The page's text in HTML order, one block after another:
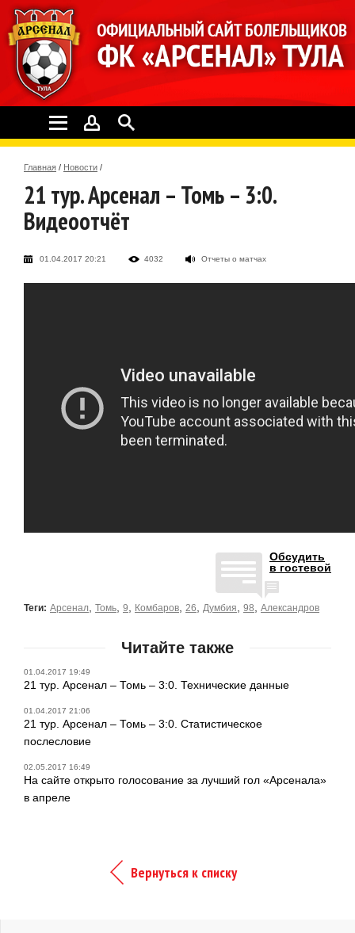
Главная / Новости /
21 тур. Арсенал – Томь – 3:0.
Видеоотчёт
01.04.2017 20:21 4032 Отчеты о матчах
Обсудить
в гостевой
Теги: Арсенал Томь 9 Комбаров 26 Думбия 98 Александров
Читайте также
01.04.2017 19:49
21 тур. Арсенал – Томь – 3:0. Технические данные
01.04.2017 21:06
21 тур. Арсенал – Томь – 3:0. Статистическое
послесловие
02.05.2017 16:49
На сайте открыто голосование за лучший гол «Арсенала»
в апреле
Вернуться к списку